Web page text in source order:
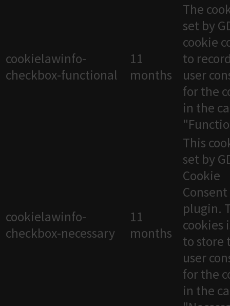
cookielawinfo-
checkbox-functional
11
months
The
set by
cookie
to
user
for the
in the
cookielawinfo-
checkbox-necessary
11
months
This
set by
Cookie
Consent
plugin.
cookies
to store
user
for the
in the